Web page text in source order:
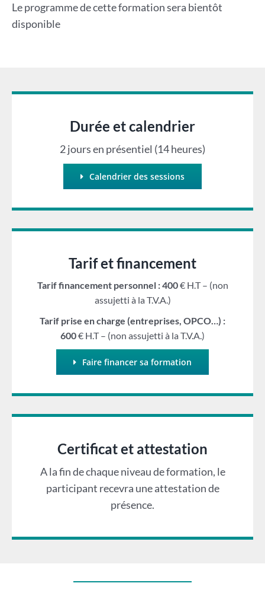
Le programme de cette formation sera bientôt
disponible
Durée et calendrier
2 jours en présentiel (14 heures)
Calendrier des sessions
Tarif et financement
Tarif financement personnel : 400€ H.T – (non
assujetti à la T.V.A.)
Tarif prise en charge (entreprises, OPCO…) :
600€ H.T – (non assujetti à la T.V.A.)
Faire financer sa formation
Certificat et attestation
A la fin de chaque niveau de formation, le
participant recevra une attestation de
présence.